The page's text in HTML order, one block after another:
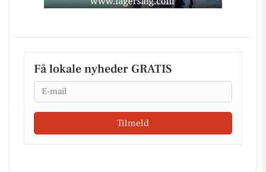
Få lokale nyheder GRATIS
Email
Tilmeld